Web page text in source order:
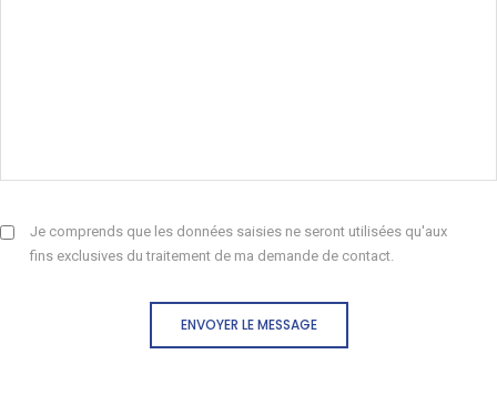
Je comprends que les données saisies ne seront utilisées qu'aux
fins exclusives du traitement de ma demande de contact.
ENVOYER LE MESSAGE